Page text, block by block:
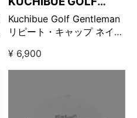
GENTLEMAN
Kuchibue Golf Gentleman
リピート・キャップ ネイビ
¥ 6,900